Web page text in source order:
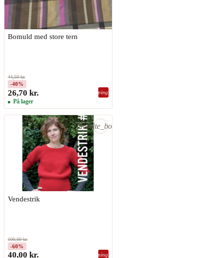
Bomuld med store tern
44,50 kr.
-40%
26,70 kr. shopping_bag
På lager
favorite_border
Vendestrik
100,00 kr.
-60%
40,00 kr. shopping_bag